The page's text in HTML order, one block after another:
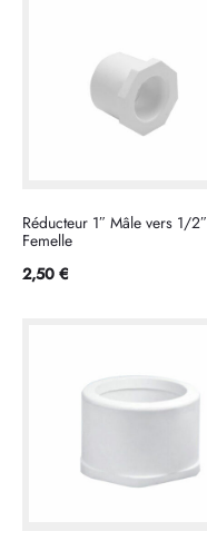
Réducteur 1″ Mâle vers 1/2″
Femelle
2,50 €